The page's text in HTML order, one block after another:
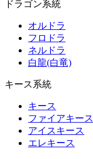
ドラゴン系統
オルドラ
フロドラ
ネルドラ
白龍(白竜)
キース系統
キース
ファイアキース
アイスキース
エレキース